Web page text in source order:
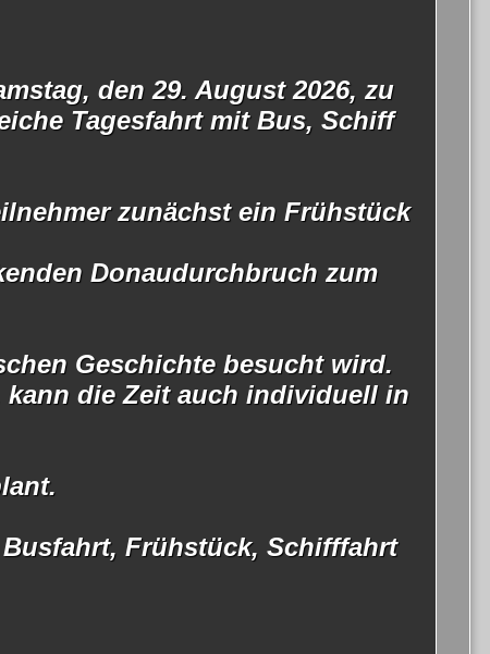
den 29. August 2026, zu
Tagesfahrt mit Bus, Schiff
zunächst ein Frühstück
Donaudurchbruch zum
Geschichte besucht wird.
kann die Zeit auch individuell in
Frühstück, Schifffahrt